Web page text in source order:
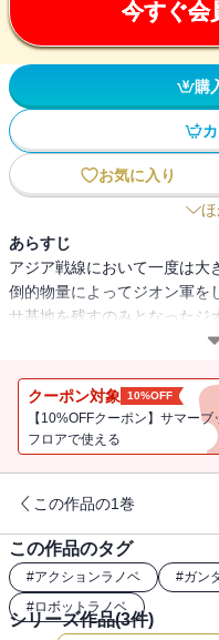
今すぐ会
購
お気に入り
あらすじ
アジア戦線において一度は大
倒的物量によってジオン軍を
サ基地を残すのみとなったジ
邦軍。その大隊に組み込まれ
スIIIだった。恐るべき攻撃力
が・・・・・・。
クーポン対象 10%OFF
【10%OFFクーポン】サマー
フロアで使える
この作品の1巻
この作品のタグ
#アクションラノベ #ガン
#ロボットラノベ
シリーズ作品(3件)